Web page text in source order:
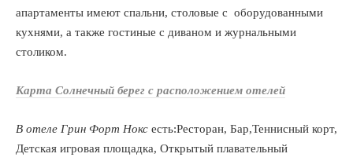
апартаменты имеют спальни, столовые с оборудованными
кухнями, а также гостиные с диваном и журнальными
столиком.
Карта Солнечный берег с расположением отелей
В отеле Грин Форт Нокс есть:Ресторан, Бар,Теннисный корт,
Детская игровая площадка, Открытый плавательный